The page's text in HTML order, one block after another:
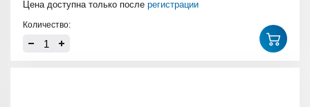
Цена доступна только после регистрации
Количество: